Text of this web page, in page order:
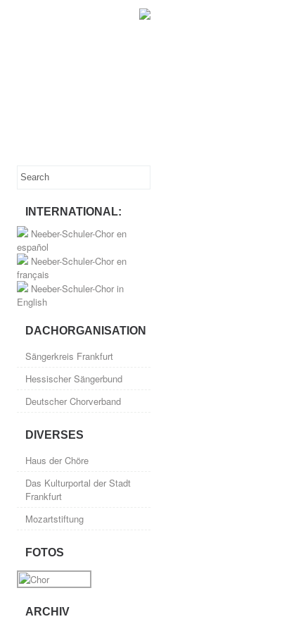
INTERNATIONAL:
Neeber-Schuler-Chor en
español
Neeber-Schuler-Chor en
français
Neeber-Schuler-Chor in
English
DACHORGANISATION
Sängerkreis Frankfurt
Hessischer Sängerbund
Deutscher Chorverband
DIVERSES
Haus der Chöre
Das Kulturportal der Stadt
Frankfurt
Mozartstiftung
FOTOS
ARCHIV